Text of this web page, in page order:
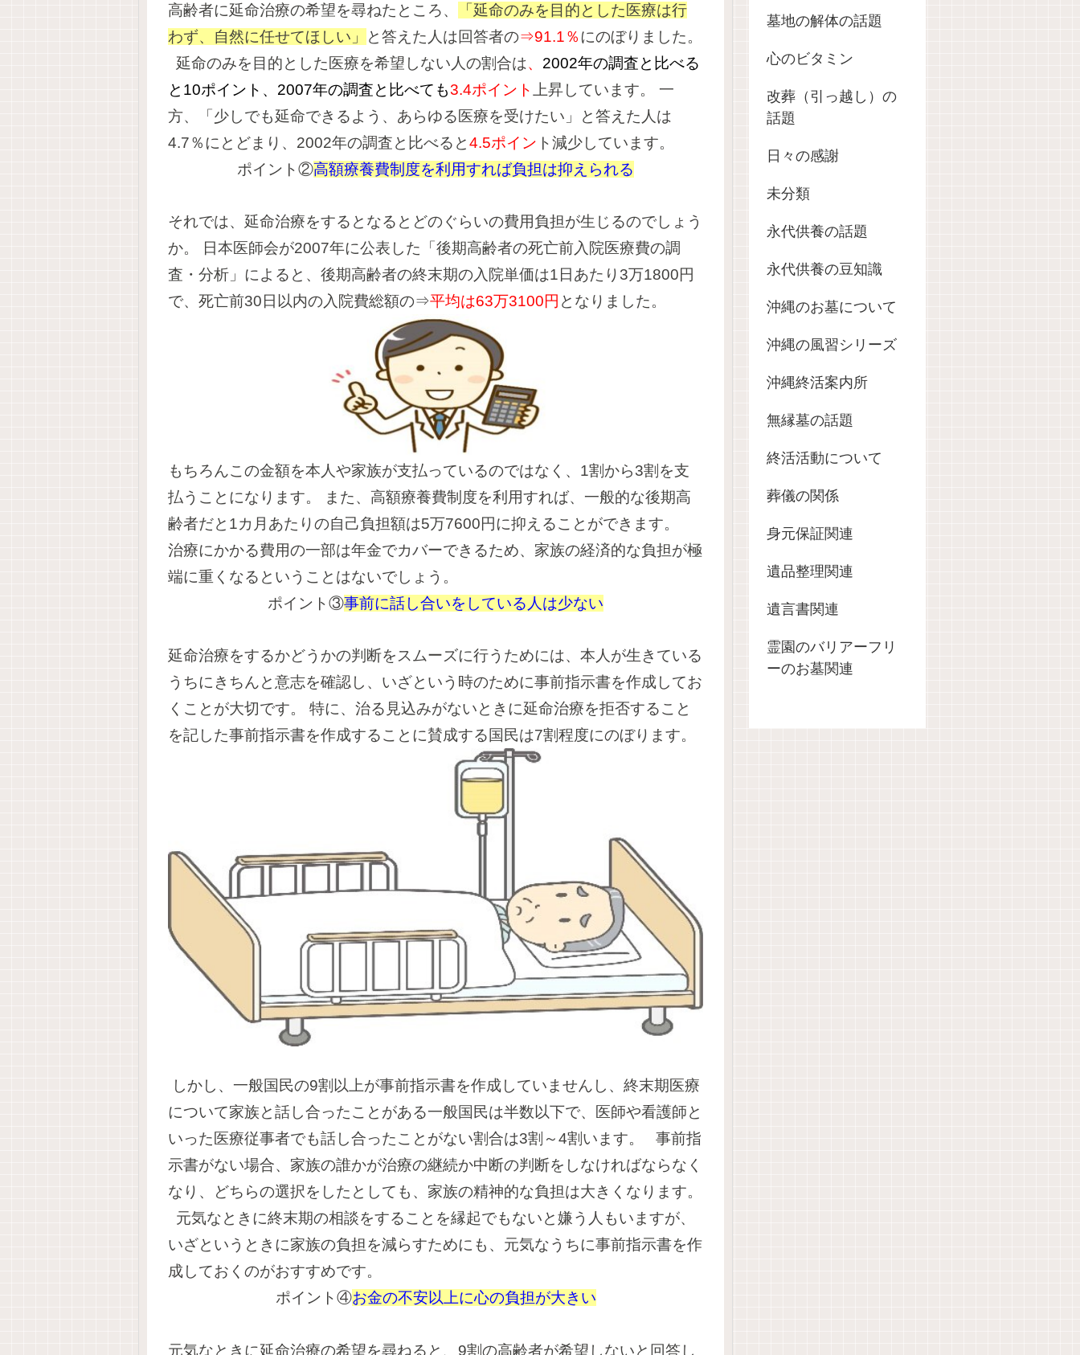
高齢者に延命治療の希望を尋ねたところ、
「延命のみを目的とした医療は行
わず、自然に任せてほしい」
と答えた人は回答者の⇒91.1％にのぼりました。
延命のみを目的とした医療を希望しない人の割合は、 2002年の調査と比べる
と10ポイント、2007年の調査と比べても3.4ポイント 上昇しています。
一
方、「少しでも延命できるよう、あらゆる医療を受けたい」と答えた人は
4.7％にとどまり、2002年の調査と比べると4.5ポイン ト減少しています。
ポイント②高額療養費制度を利用すれば負担は抑えられる
それでは、延命治療をするとなるとどのぐらいの費用負担が生じるのでしょう
か。
日本医師会が2007年に公表した「後期高齢者の死亡前入院医療費の調
査・分析」によると、後期高齢者の終末期の入院単価は1日あたり3万1800円
で、死亡前30日以内の入院費総額の⇒平均は63万3100円 となりました。
もちろんこの金額を本人や家族が支払っているのではなく、1割から3割を支
払うことになります。
また、高額療養費制度を利用すれば、一般的な後期高
齢者だと1カ月あたりの自己負担額は5万7600円に抑えることができます。
治療にかかる費用の一部は年金でカバーできるため、家族の経済的な負担が極
端に重くなるということはないでしょう。
ポイント③事前に話し合いをしている人は少ない
延命治療をするかどうかの判断をスムーズに行うためには、本人が生きている
うちにきちんと意志を確認し、いざという時のために事前指示書を作成してお
くことが大切です。
特に、治る見込みがないときに延命治療を拒否すること
を記した事前指示書を作成することに賛成する国民は7割程度にのぼります。
しかし、一般国民の9割以上が事前指示書を作成していませんし、終末期医療
について家族と話し合ったことがある一般国民は半数以下で、医師や看護師と
いった医療従事者でも話し合ったことがない割合は3割～4割います。
事前指
示書がない場合、家族の誰かが治療の継続か中断の判断をしなければならなく
なり、どちらの選択をしたとしても、家族の精神的な負担は大きくなります。
元気なときに終末期の相談をすることを縁起でもないと嫌う人もいますが、
いざというときに家族の負担を減らすためにも、元気なうちに事前指示書を作
成しておくのがおすすめです。
ポイント④お金の不安以上に心の負担が大きい
元気なときに延命治療の希望を尋ねると、9割の高齢者が希望しないと回答し
墓地の解体の話題
心のビタミン
改葬（引っ越し）の
話題
日々の感謝
未分類
永代供養の話題
永代供養の豆知識
沖縄のお墓について
沖縄の風習シリーズ
沖縄終活案内所
無縁墓の話題
終活活動について
葬儀の関係
身元保証関連
遺品整理関連
遺言書関連
霊園のバリアーフリ
ーのお墓関連